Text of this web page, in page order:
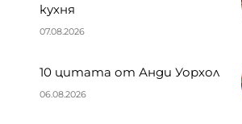
кухня
07.08.2026
10 цитата от Анди Уорхол
06.08.2026